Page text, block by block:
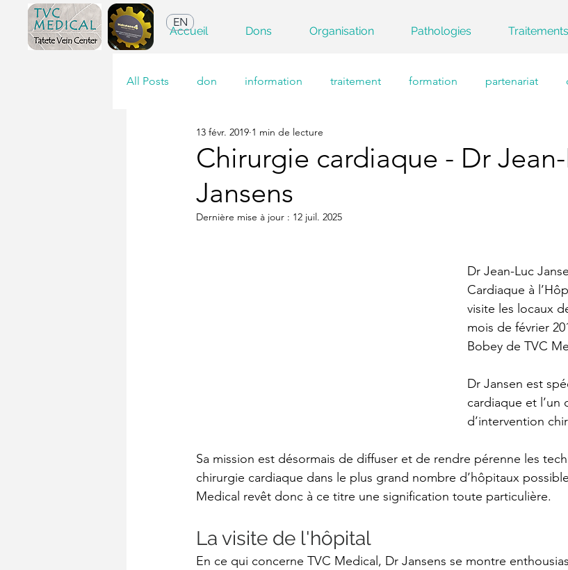
EN
Accueil Dons Organisation Pathologies Traitements
All Posts don information traitement formation partenariat
Chirurgie cardiaque - Dr
Jansens
13 févr. 2019 1 min de lecture
Dernière mise à jour : 12 juil. 2025
Dr Jean-Luc
Cardiaque à
visite les locaux
mois de février
Bobey de TVC
Dr Jansen est
cardiaque et l’un
d’intervention
Sa mission est désormais de diffuser et de rendre pérenne les
chirurgie cardiaque dans le plus grand nombre d’hôpitaux
Medical revêt donc à ce titre une signification toute particulière.
La visite de l'hôpital
En ce qui concerne TVC Medical, Dr Jansens se montre